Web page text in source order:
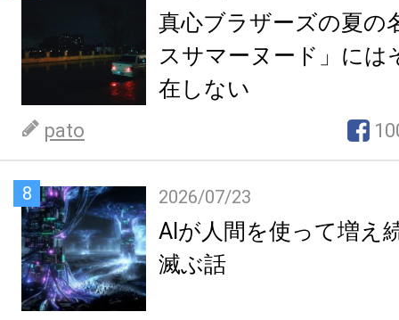
真心ブラザーズの夏の
スサマーヌード」には
在しない
pato
8 2026/07/23
AIが人間を使って増え
滅ぶ話